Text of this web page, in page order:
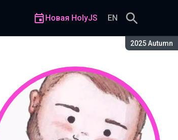
Сезон:
2025 Autumn
Новая HolyJS EN